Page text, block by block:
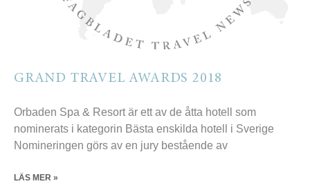
GRAND TRAVEL AWARDS 2018
Orbaden Spa & Resort är ett av de åtta hotell som
nominerats i kategorin Bästa enskilda hotell i Sverige
Nomineringen görs av en jury bestående av
LÄS MER »